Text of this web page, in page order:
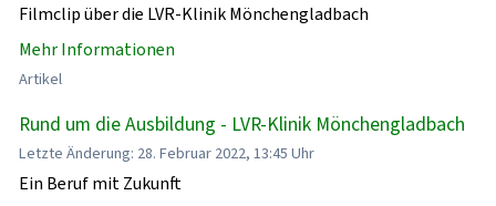
Filmclip über die LVR-Klinik Mönchengladbach
Mehr Informationen
Artikel
Rund um die Ausbildung - LVR-Klinik Mönchengladbach
Letzte Änderung: 28. Februar 2022, 13:45 Uhr
Ein Beruf mit Zukunft